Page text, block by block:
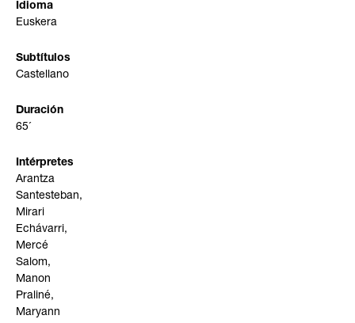
Idioma
Euskera
Subtítulos
Castellano
Duración
65´
Intérpretes
Arantza
Santesteban,
Mirari
Echávarri,
Mercé
Salom,
Manon
Praliné,
Maryann